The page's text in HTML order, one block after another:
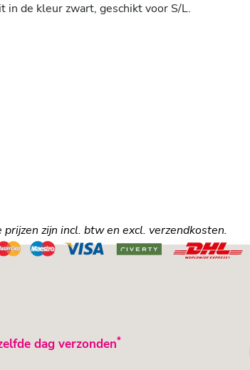
in de kleur zwart, geschikt voor S/L.
prijzen zijn incl. btw en excl. verzendkosten.
dag verzonden*